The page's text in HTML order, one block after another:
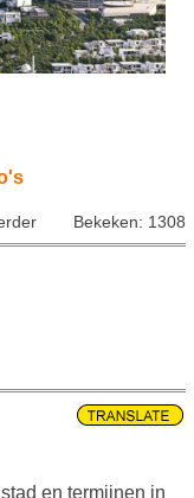
Bekeken: 1308
en termijnen in